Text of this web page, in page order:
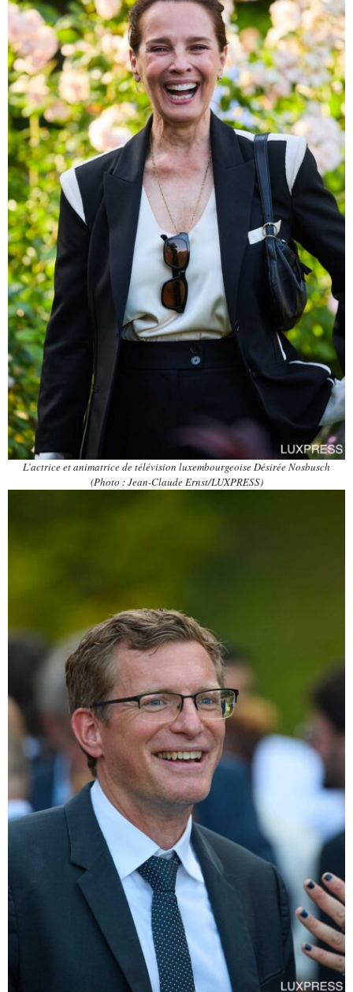
L’actrice et animatrice de télévision luxembourgeoise Désirée Nosbusch
(Photo : Jean-Claude Ernst/LUXPRESS)